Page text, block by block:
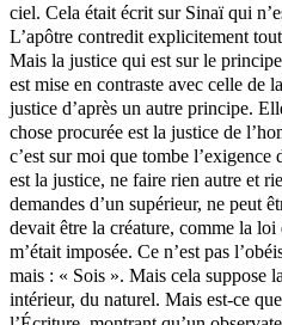
ciel. Cela était écrit sur Sinaï qui
L’apôtre contredit explicitement
Mais la justice qui est sur le
est mise en contraste avec celle de
justice d’après un autre principe.
chose procurée est la justice de
c’est sur moi que tombe
est la justice, ne faire rien autre et
demandes d’un supérieur, ne peut
devait être la créature, comme la
m’était imposée. Ce n’est pas
mais : « Sois ». Mais cela suppose
intérieur, du naturel. Mais est-ce